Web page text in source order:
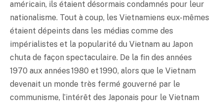
américain, ils étaient désormais condamnés pour leur
nationalisme. Tout à coup, les Vietnamiens eux-mêmes
étaient dépeints dans les médias comme des
impérialistes et la popularité du Vietnam au Japon
chuta de façon spectaculaire. De la fin des années
1970 aux années 1980 et 1990, alors que le Vietnam
devenait un monde très fermé gouverné par le
communisme, l’intérêt des Japonais pour le Vietnam